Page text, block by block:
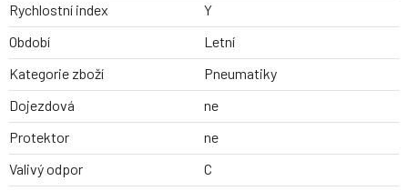
Rychlostní index
Y
Období
Letní
Kategorie zboží
Pneumatiky
Dojezdová
ne
Protektor
ne
Valivý odpor
C